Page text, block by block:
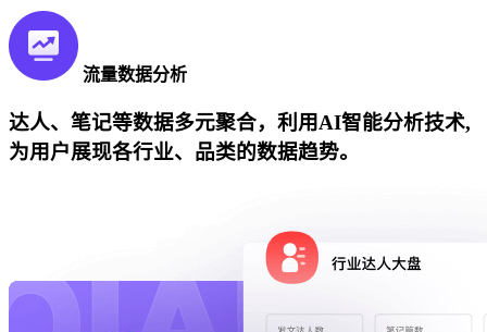
流量数据分析
达人、笔记等数据多元聚合，利用AI智能分析技术,
为用户展现各行业、品类的数据趋势。